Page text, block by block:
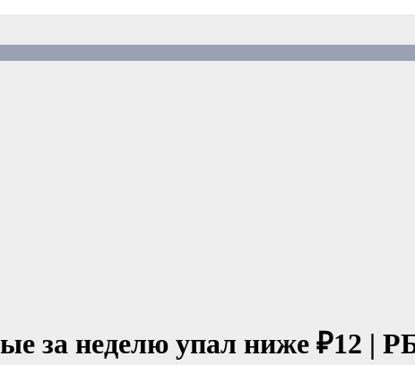
за неделю упал ниже ₽12 |